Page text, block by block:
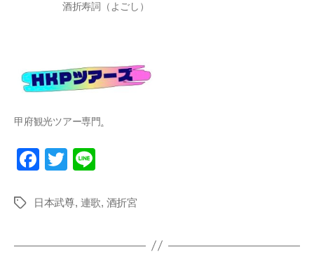
酒折寿詞（よごし）
甲府観光ツアー専門
F
c
b
T
tt
e
タ
日本武尊, 連歌, 酒折宮